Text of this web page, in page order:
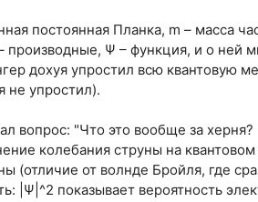
постоянная Планка, m – масса
производные, Ψ – функция, и о ней
дохуя упростил всю квантовую
не упростил).
вопрос: "Что это вообще за
колебания струны на
(отличие от волнде Бройля, где
|Ψ|^2 показывает вероятность